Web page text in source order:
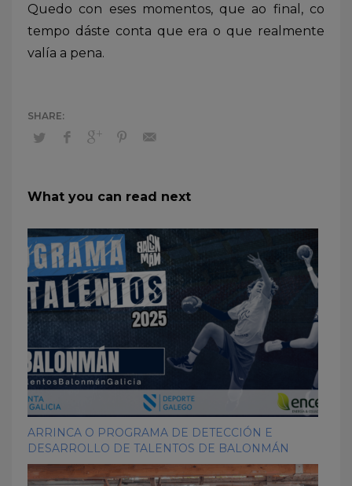
Quedo con eses momentos, que ao final, co
tempo dáste conta que era o que realmente
valía a pena.
What you can read next
ARRINCA O PROGRAMA DE DETECCIÓN E
DESARROLLO DE TALENTOS DE BALONMÁN